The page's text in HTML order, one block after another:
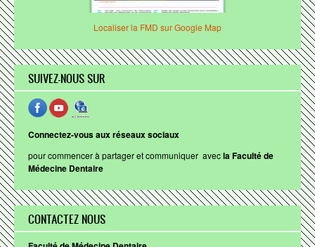
Association des Lauréats
Bureau des Etudiants
Cellule de Tutorat
AIS Magazine
WEB JOURNAL DU DENTISTE
Localiser la FMD sur Google Map
SUIVEZ-NOUS SUR
Connectez-vous aux réseaux sociaux
pourcommencerà partageretcommuniquer aveclaFacultéde
Médecine Dentaire
CONTACTEZ NOUS